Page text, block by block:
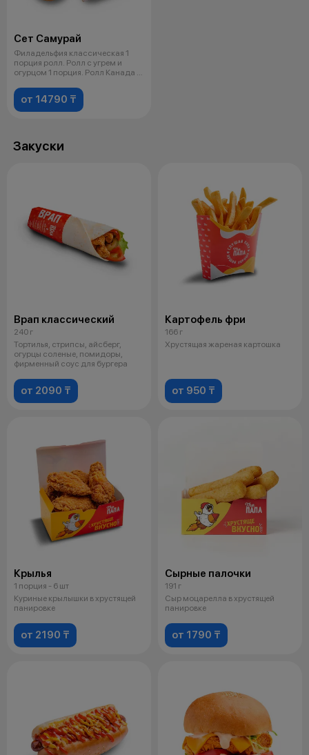
Сет Самурай
Филадельфия классическая 1
порция ролл. Ролл с угрем и
огурцом 1 порция. Ролл Канада 1
от 14790 ₸
Закуски
Врап классический
240 г
Тортилья, стрипсы, айсберг,
огурцы соленые, помидоры,
фирменный соус для бургера
от 2090 ₸
Картофель фри
166 г
Хрустящая жареная картошка
от 950 ₸
Крылья
1 порция - 6 шт
Куриные крылышки в хрустящей
панировке
от 2190 ₸
Сырные палочки
191 г
Сыр моцарелла в хрустящей
панировке
от 1790 ₸